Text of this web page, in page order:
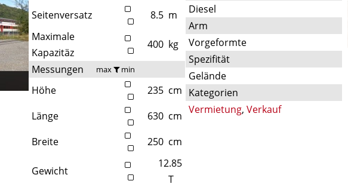
Seitenversatz
8.5 m
Maximale
Kapazitäz
400 kg
Messungen
max min
Höhe 235 cm
Länge
630 cm
Breite
250 cm
Gewicht
12.85
T
Diesel
Arm
Vorgeformte
Spezifität
Gelände
Kategorien
Vermietung,Verkauf